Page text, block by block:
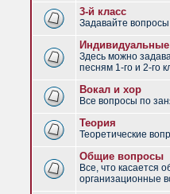
3-й класс
Задавайте
Индивидуальные
Здесь можно
песням 1-го и 2-го
Вокал и хор
Все вопросы по
Теория
Теоретические
Общие вопросы
Все, что касается
организационные